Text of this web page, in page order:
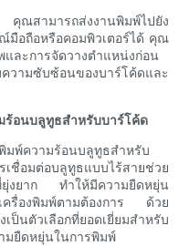
สามารถส่งงานพิมพ์ไปยัง
มือถือหรือคอมพิวเตอร์ได้ คุณ
ละการจัดวางตำแหน่งก่อน
วามซับซ้อนของบาร์โค้ดและ
ร้อนบลูทูธสำหรับบาร์โค้ด
มพ์ความร้อนบลูทูธสำหรับ
ชื่อมต่อบลูทูธแบบไร้สายช่วย
ยุ่งยาก ทำให้มีความยืดหยุ่น
ครื่องพิมพ์ตามต้องการ ด้วย
นตัวเลือกที่ยอดเยี่ยมสำหรับ
มยืดหยุ่นในการพิมพ์